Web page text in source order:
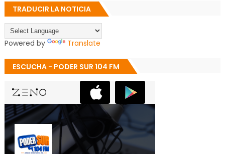
TRADUCIR LA NOTICIA
Powered by Translate
ESCUCHA - PODER SUR 104 FM